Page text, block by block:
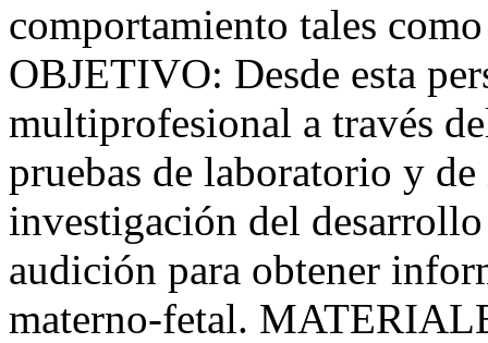
comportamiento tales
OBJETIVO: Desde esta
multiprofesional a través
pruebas de laboratorio y
investigación del
audición para obtener
materno-fetal.